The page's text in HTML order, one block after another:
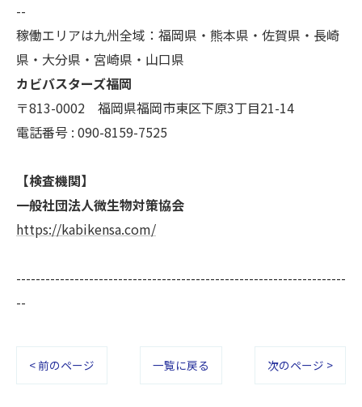
--
稼働エリアは九州全域：福岡県・熊本県・佐賀県・長崎
県・大分県・宮崎県・山口県
カビバスターズ福岡
〒813-0002 福岡県福岡市東区下原3丁目21-14
電話番号 : 090-8159-7525
【検査機関】
一般社団法人微生物対策協会
https://kabikensa.com/
--------------------------------------------------------------------
--
< 前のページ 一覧に戻る 次のページ >